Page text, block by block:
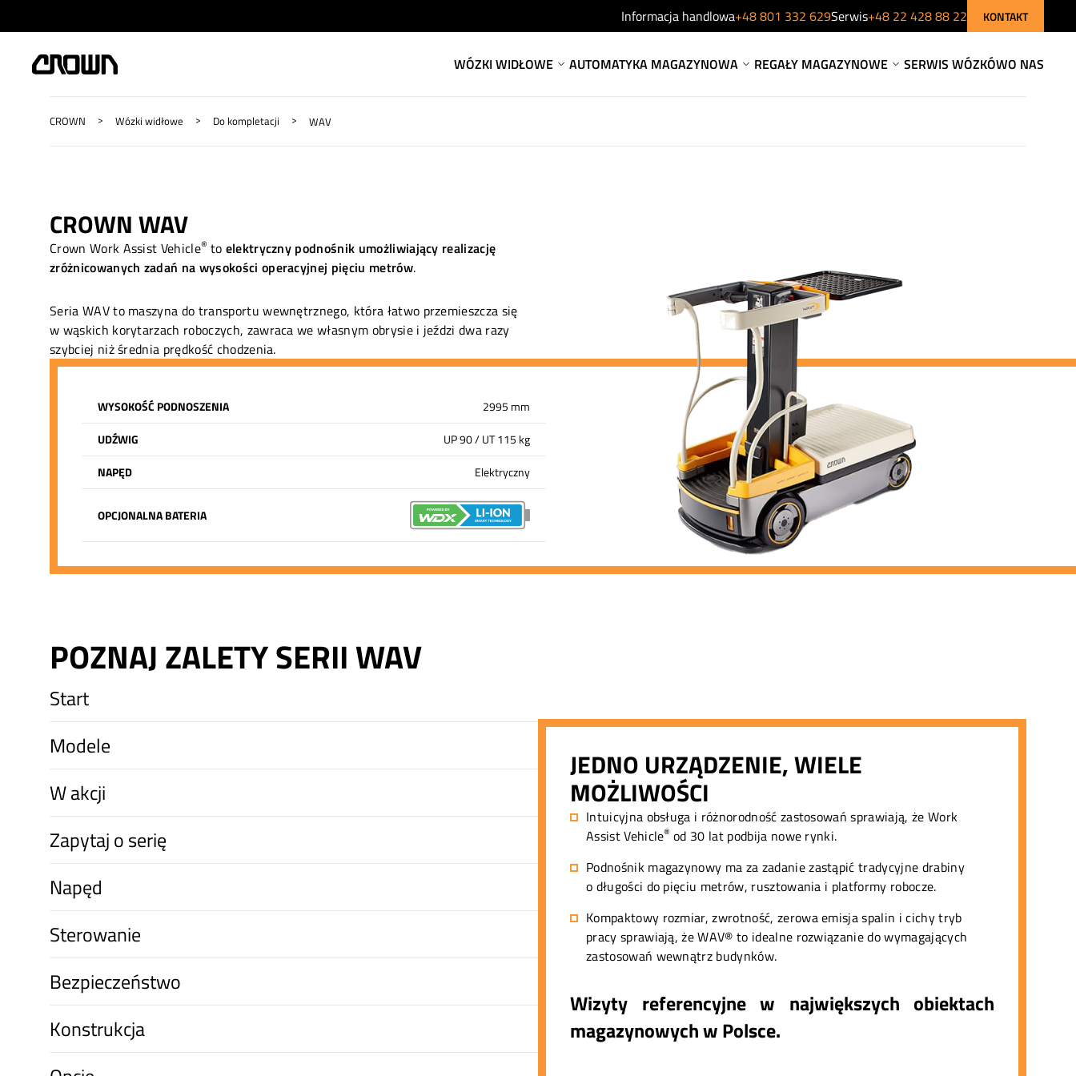
Informacja handlowa+48 801 332 629Serwis+48 22 428 88 22 KONTAKT
WÓZKI WIDŁOWE AUTOMATYKA MAGAZYNOWA REGAŁY MAGAZYNOWE SERWIS WÓZKÓWO NAS
CROWN > Wózki widłowe > Do kompletacji > WAV
CROWN WAV
Crown Work Assist Vehicle® to elektryczny podnośnik umożliwiający realizację
zróżnicowanych zadań na wysokości operacyjnej pięciu metrów.
Seria WAV to maszyna do transportu wewnętrznego, która łatwo przemieszcza się
w wąskich korytarzach roboczych, zawraca we własnym obrysie i jeździ dwa razy
szybciej niż średnia prędkość chodzenia.
WYSOKOŚĆ PODNOSZENIA
2995 mm
UDŹWIG
UP 90 / UT 115 kg
NAPĘD
Elektryczny
OPCJONALNA BATERIA
POZNAJ ZALETY SERII WAV
Start
Modele
W akcji
Zapytaj o serię
Napęd
Sterowanie
Bezpieczeństwo
Konstrukcja
JEDNO URZĄDZENIE, WIELE
MOŻLIWOŚCI
Intuicyjna obsługa i różnorodność zastosowań sprawiają, że Work
Assist Vehicle® od 30 lat podbija nowe rynki.
Podnośnik magazynowy ma za zadanie zastąpić tradycyjne drabiny
o długości do pięciu metrów, rusztowania i platformy robocze.
Kompaktowy rozmiar, zwrotność, zerowa emisja spalin i cichy tryb
pracy sprawiają, że WAV® to idealne rozwiązanie do wymagających
zastosowań wewnątrz budynków.
Wizyty referencyjne w największych obiektach
magazynowych w Polsce.